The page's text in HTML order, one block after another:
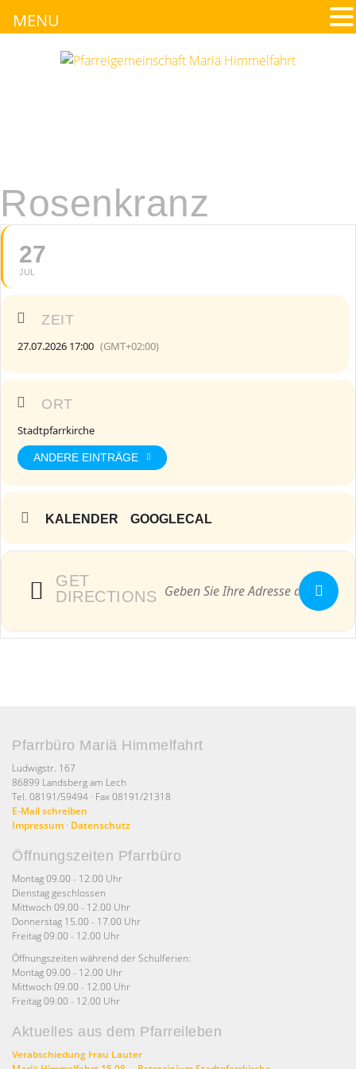
Rosenkranz
27
JUL
ZEIT
27.07.2026 17:00 (GMT+02:00)
ORT
Stadtpfarrkirche
ANDERE EINTRÄGE
KALENDER GOOGLECAL
GET
DIRECTIONS
Pfarrbüro Mariä Himmelfahrt
Ludwigstr. 167
86899 Landsberg am Lech
Tel. 08191/59494 · Fax 08191/21318
E-Mail schreiben
Impressum · Datenschutz
Öffnungszeiten Pfarrbüro
Montag 09.00 - 12.00 Uhr
Dienstag geschlossen
Mittwoch 09.00 - 12.00 Uhr
Donnerstag 15.00 - 17.00 Uhr
Freitag 09.00 - 12.00 Uhr
Öffnungszeiten während der Schulferien:
Montag 09.00 - 12.00 Uhr
Mittwoch 09.00 - 12.00 Uhr
Freitag 09.00 - 12.00 Uhr
Aktuelles aus dem Pfarreileben
Verabschiedung Frau Lauter
MENU